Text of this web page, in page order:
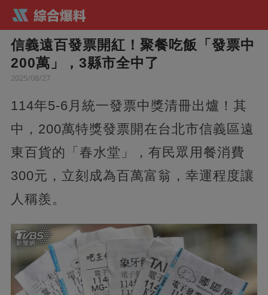
信義遠百發票開紅！聚餐吃飯「發票中
200萬」，3縣市全中了
2025/08/27
114年5-6月統一發票中獎清冊出爐！其
中，200萬特獎發票開在台北市信義區遠
東百貨的「春水堂」，有民眾用餐消費
300元，立刻成為百萬富翁，幸運程度讓
人稱羨。